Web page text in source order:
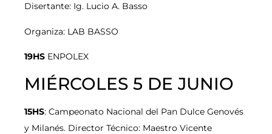
Disertante: Ig. Lucio A. Basso
Organiza: LAB BASSO
19HS ENPOLEX
MIÉRCOLES 5 DE JUNIO
15HS: Campeonato Nacional del Pan Dulce Genovés
y Milanés. Director Técnico: Maestro Vicente